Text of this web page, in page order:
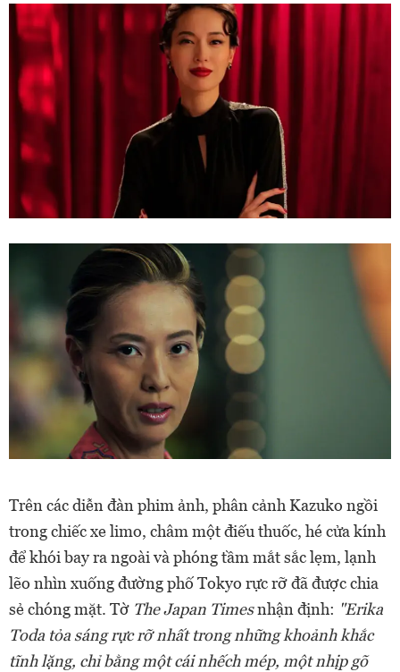
Trên các diễn đàn phim ảnh, phân cảnh Kazuko ngồi
trong chiếc xe limo, châm một điếu thuốc, hé cửa kính
để khói bay ra ngoài và phóng tầm mắt sắc lẹm, lạnh
lẽo nhìn xuống đường phố Tokyo rực rỡ đã được chia
sẻ chóng mặt. Tờ The Japan Timesnhận định: "Erika
Toda tỏa sáng rực rỡ nhất trong những khoảnh khắc
tĩnh lặng, chỉ bằng một cái nhếch mép, một nhịp gõ